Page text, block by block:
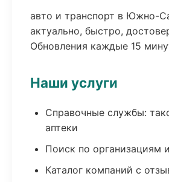
авто и транспорт в Южно-
актуально, быстро,
Обновления каждые 15
Наши услуги
Справочные службы:
аптеки
Поиск по организациям
Каталог компаний с